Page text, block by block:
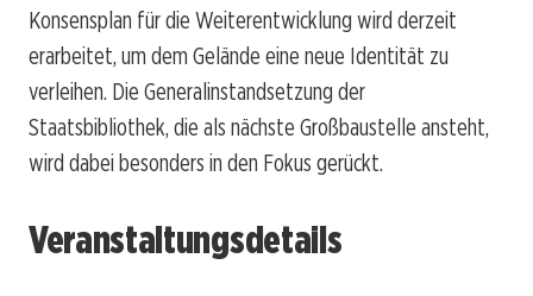
Konsensplan für die Weiterentwicklung wird derzeit
erarbeitet, um dem Gelände eine neue Identität zu
verleihen. Die Generalinstandsetzung der
Staatsbibliothek, die als nächste Großbaustelle ansteht,
wird dabei besonders in den Fokus gerückt.
Veranstaltungsdetails